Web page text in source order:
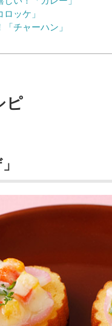
ッケ」
チャーハン」
ピ